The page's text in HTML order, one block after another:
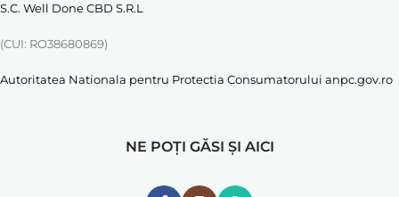
S.C. Well Done CBD S.R.L
(CUI: RO38680869)
Autoritatea Nationala pentru Protectia Consumatorului anpc.gov.ro
NE POȚI GĂSI ȘI AICI